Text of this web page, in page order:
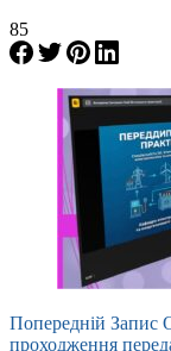
85
Попередній Запис
проходження